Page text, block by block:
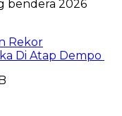
Rekor
Di Atap Dempo